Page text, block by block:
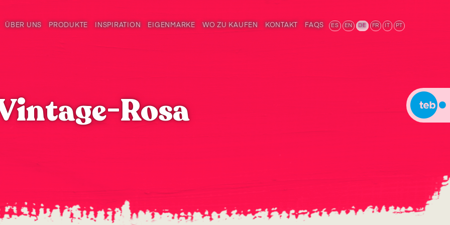
ÜBER UNS PRODUKTE INSPIRATION EIGENMARKE WO ZU KAUFEN KONTAKT FAQS ES EN DE FR IT PT
Rosa